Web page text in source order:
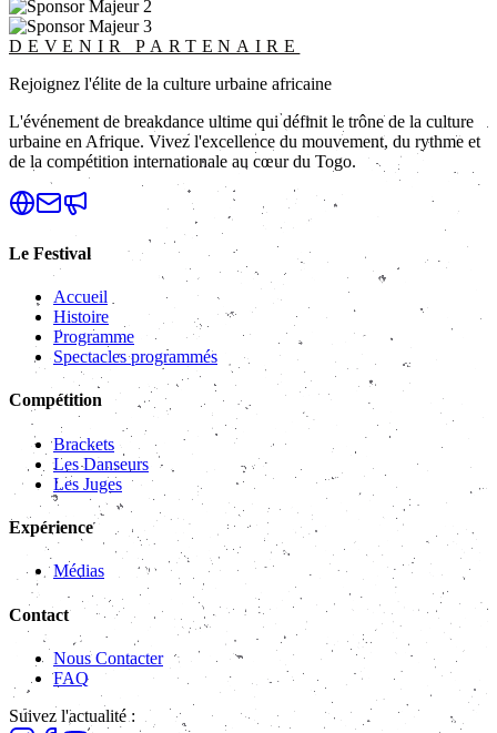
DEVENIR PARTENAIRE
Rejoignez l'élite de la culture urbaine africaine
L'événement de breakdance ultime qui définit le trône de la culture
urbaine en Afrique. Vivez l'excellence du mouvement, du rythme et
de la compétition internationale au cœur du Togo.
Le Festival
Accueil
Histoire
Programme
Spectacles programmés
Compétition
Brackets
Les Danseurs
Les Juges
Expérience
Médias
Contact
Nous Contacter
FAQ
Suivez l'actualité :